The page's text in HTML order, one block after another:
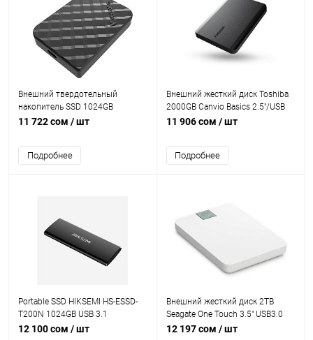
Внешний твердотельный
накопитель SSD 1024GB
Verbatim Store 'n' Go Read/write
11 722 сом / шт
Подробнее
Внешний жесткий диск Toshiba
2000GB Canvio Basics 2.5"/USB
3.0 [HDTB520EK3AA]
11 906 сом / шт
Подробнее
Portable SSD HIKSEMI HS-ESSD-
T200N 1024GB USB 3.1
12 100 сом / шт
Внешний жесткий диск 2TB
Seagate One Touch 3.5" USB3.0
(USB-C) [STMA2000400]
12 197 сом / шт